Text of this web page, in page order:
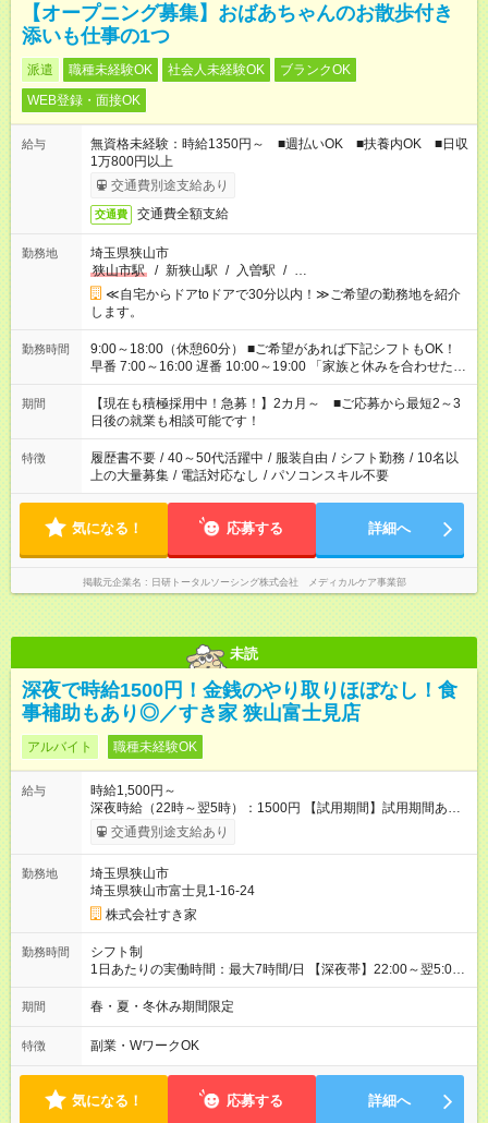
【オープニング募集】おばあちゃんのお散歩付き
添いも仕事の1つ
派遣 職種未経験OK 社会人未経験OK
ブランクOK
WEB登録・面接OK
給与
無資格未経験：時給1350円～ ■週払いOK ■扶養内OK ■日収
1万800円以上
交通費別途支給あり
交通費 交通費全額支給
勤務地
埼玉県狭山市
狭山市駅
/ 新狭山駅 / 入曽駅 / …
≪自宅からドアtoドアで30分以内！≫ご希望の勤務地を紹介
します。
勤務時間
9:00～18:00（休憩60分） ■ご希望があれば下記シフトもOK！
早番 7:00～16:00 遅番 10:00～19:00 「家族と休みを合わせた
い」 「余裕を持って夕飯の準備がしたい」 「できれば残業はし
たくない」 など、ご希望を教えてくださいね。 ※Wワーク希望
の方へ 今ご覧のお仕事で希望する勤務時間と、もう1つのお仕事
の勤務時間。 合計で週40時間を超える場合は応募できません。
期間
【現在も積極採用中！急募！】2カ月～ ■ご応募から最短2～3
日後の就業も相談可能です！
特徴 履歴書不要 / 40～50代活躍中 / 服装自由 / シフト勤務 / 10名以
上の大量募集 / 電話対応なし / パソコンスキル不要
気になる！ 応募する 詳細へ
掲載元企業名 日研トータルソーシング株式会社 メディカルケア事業部
未読
深夜で時給1500円！金銭のやり取りほぼなし！食
事補助もあり◎／すき家 狭山富士見店
アルバイト 職種未経験OK
給与
時給1,500円～
深夜時給（22時～翌5時）：1500円 【試用期間】試用期間あり
試用期間の長さ：1ヶ月 雇用形態、給与は本採用時と同じです。
試用期間の実態は30日（※条件変更なし）ですが、切り上げで
同時給）
交通費別途支給あり
勤務地
埼玉県狭山市
埼玉県狭山市富士見1-16-24
株式会社すき家
勤務時間
シフト制
1日あたりの実働時間：最大7時間/日 【深夜帯】22:00～翌5:00
週2日～・1日2h～OK◎ ※22:00から翌5:00までは18歳以上の方
のみ勤務可能です（18歳未満の深夜業務禁止のため） ★深夜で
す。 必ず、2名以上での勤務を行いますので、安心して働けま
す。
期間 春・夏・冬休み期間限定
特徴 副業・WワークOK
気になる！ 応募する 詳細へ